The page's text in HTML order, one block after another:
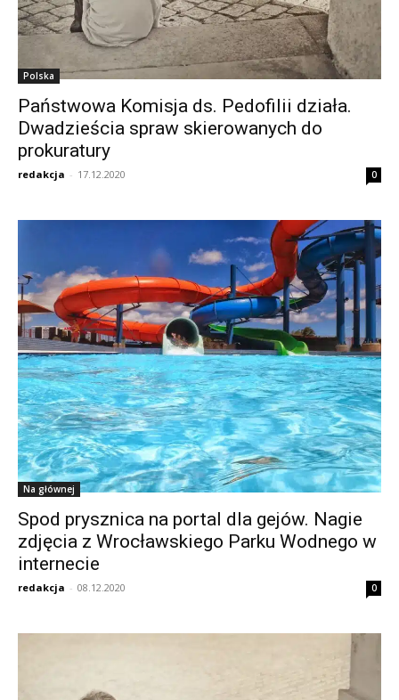
Polska
Państwowa Komisja ds. Pedofilii działa.
Dwadzieścia spraw skierowanych do
prokuratury
redakcja - 17.12.2020 0
Na głównej
Spod prysznica na portal dla gejów. Nagie
zdjęcia z Wrocławskiego Parku Wodnego w
internecie
redakcja - 08.12.2020 0